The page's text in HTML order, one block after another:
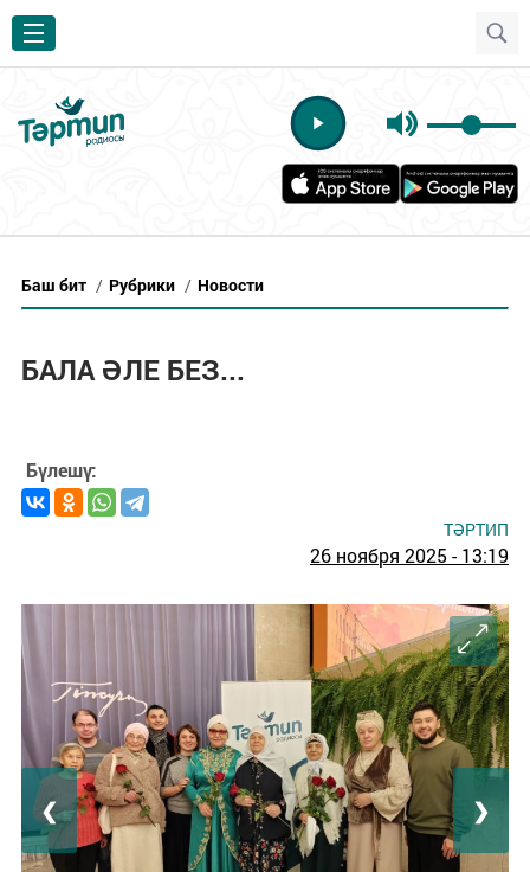
Баш бит / Рубрики / Новости
БАЛА ӘЛЕ БЕЗ...
Бүлешү:
ТӘРТИП
26 ноября 2025 - 13:19
❮ ❯